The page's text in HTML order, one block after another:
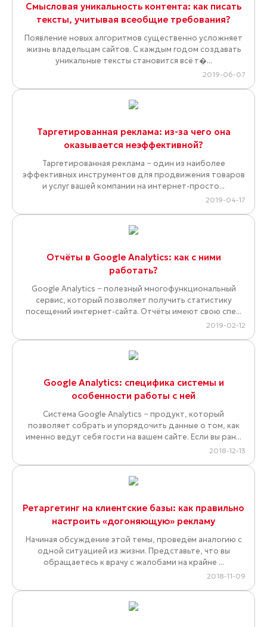
Смысловая уникальность контента: как писать
тексты, учитывая всеобщие требования?
Появление новых алгоритмов существенно усложняет
жизнь владельцам сайтов. С каждым годом создавать
уникальные тексты становится всё т�...
2019-06-07
Таргетированная реклама: из-за чего она
оказывается неэффективной?
Таргетированная реклама − один из наиболее
эффективных инструментов для продвижения товаров
и услуг вашей компании на интернет-просто...
2019-04-17
Отчёты в Google Analytics: как с ними
работать?
Google Analytics − полезный многофункциональный
сервис, который позволяет получить статистику
посещений интернет-сайта. Отчёты имеют свою спе...
2019-02-12
Google Analytics: специфика системы и
особенности работы с ней
Система Google Analytics − продукт, который
позволяет собрать и упорядочить данные о том, как
именно ведут себя гости на вашем сайте. Если вы ран...
2018-12-13
Ретаргетинг на клиентские базы: как правильно
настроить «догоняющую» рекламу
Начиная обсуждение этой темы, проведём аналогию с
одной ситуацией из жизни. Представьте, что вы
обращаетесь к врачу с жалобами на крайне ...
2018-11-09